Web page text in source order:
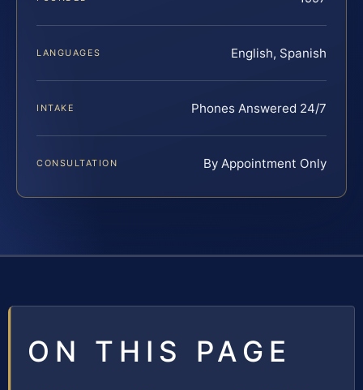
LANGUAGES English, Spanish
INTAKE Phones Answered 24/7
CONSULTATION By Appointment Only
ON THIS PAGE